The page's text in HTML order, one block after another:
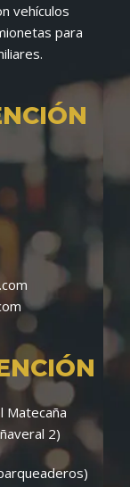
vehículos
para
Matecaña
2)